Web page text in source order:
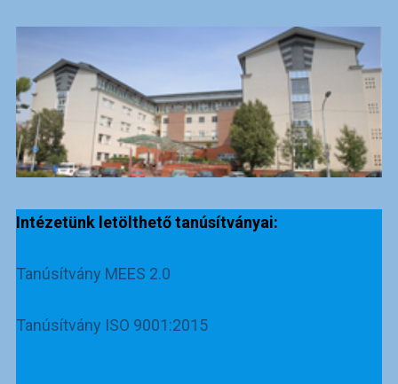
Intézetünk letölthető tanúsítványai:
Tanúsítvány MEES 2.0
Tanúsítvány ISO 9001:2015